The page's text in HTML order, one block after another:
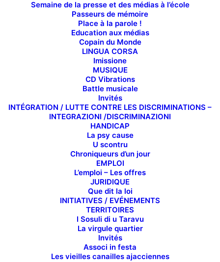
Semaine de la presse et des médias à l’école
Passeurs de mémoire
Place à la parole !
Education aux médias
Copain du Monde
LINGUA CORSA
Imissione
MUSIQUE
CD Vibrations
Battle musicale
Invités
INTÉGRATION / LUTTE CONTRE LES DISCRIMINATIONS –
INTEGRAZIONI /DISCRIMINAZIONI
HANDICAP
La psy cause
U scontru
Chroniqueurs d’un jour
EMPLOI
L’emploi – Les offres
JURIDIQUE
Que dit la loi
INITIATIVES / EVÉNEMENTS
TERRITOIRES
I Sosuli di u Taravu
La virgule quartier
Invités
Associ in festa
Les vieilles canailles ajacciennes
Requins, raies, dauphins et autres animaux peuplent
nos mers, et notamment la Méditerranée. Qui sont-
ils ? Réponse ici